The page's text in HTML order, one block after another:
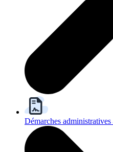
Démarches administratives